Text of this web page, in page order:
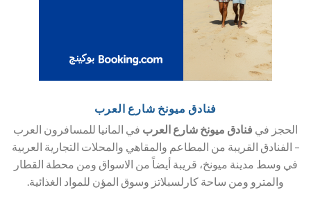
فنادق ميونخ شارع العرب
الحجز في فنادق ميونخ شارع العرب في المانيا للمسافرون العرب
– الفنادق القريبة من المطاعم والمقاهي والمحلات التجارية العربية
في وسط مدينة ميونخ، قريبة أيضاً من الاسواق ومن محطة القطار
والمترو ومن ساحة كارلسبلاتز وسوق المؤن للمواد الغذائية.